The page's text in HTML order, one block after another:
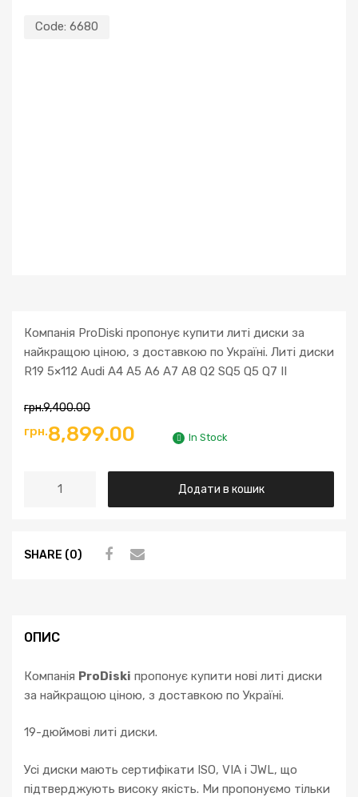
Code: 6680
Компанія ProDiski пропонує купити литі диски за
найкращою ціною, з доставкою по Україні. Литі диски
R19 5×112 Audi A4 A5 A6 A7 A8 Q2 SQ5 Q5 Q7 II
грн.9,400.00
Оригінальна
грн.9,400.00.
грн.8,899.00 Поточна
ціна:
грн.8,899.00.
In Stock
Audi
A7
Q2
SQ5
Q7
кількість
Додати в кошик
SHARE (0)
ОПИС
Компанія ProDiski пропонує купити нові литі диски
за найкращою ціною, з доставкою по Україні.
19-дюймові литі диски.
Усі диски мають сертифікати ISO, VIA і JWL, що
підтверджують високу якість. Ми пропонуємо тільки